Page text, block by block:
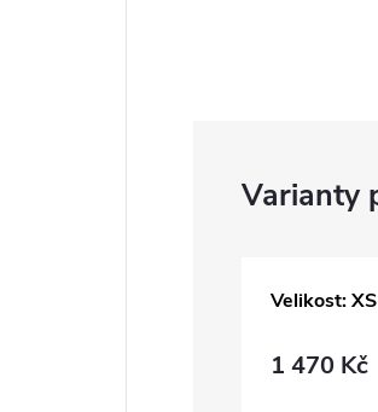
Velikost: XS
1 470 Kč